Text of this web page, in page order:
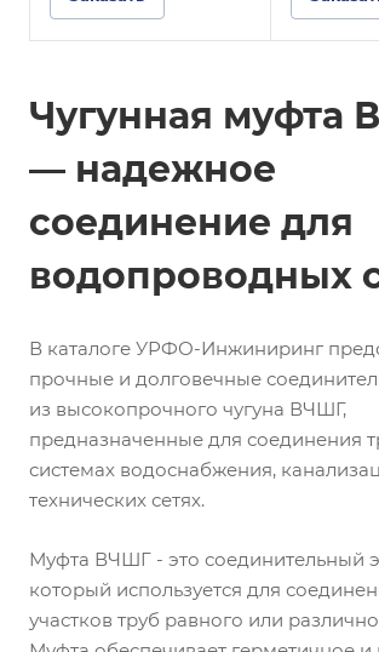
Чугунная муфта
— надежное
соединение для
водопроводных
В каталоге УРФО-Инжиниринг
прочные и долговечные
из высокопрочного чугуна ВЧШГ,
предназначенные для соединения
системах водоснабжения,
технических сетях.
Муфта ВЧШГ - это соединительный
который используется для
участков труб равного или